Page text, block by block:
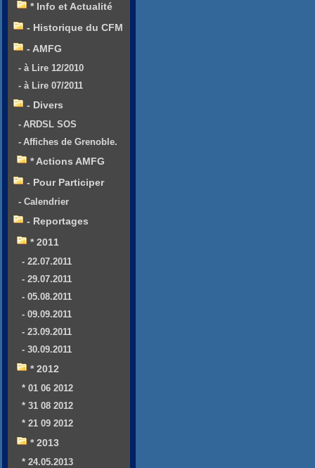
* Info et Actualité
- Historique du CFM
- AMFG
- à Lire 12/2010
- à Lire 07/2011
- Divers
- ARDSL SOS
- Affiches de Grenoble.
* Actions AMFG
- Pour Participer
- Calendrier
- Reportages
* 2011
- 22.07.2011
- 29.07.2011
- 05.08.2011
- 09.09.2011
- 23.09.2011
- 30.09.2011
* 2012
* 01 06 2012
* 31 08 2012
* 21 09 2012
* 2013
* 24.05.2013